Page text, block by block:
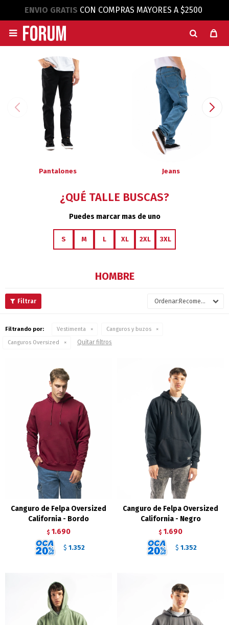
ENVIO GRATIS CON COMPRAS MAYORES A $2500

Pantalones Jeans
¿QUÉ TALLE BUSCAS?
Puedes marcar mas de uno
S M L XL 2XL 3XL
HOMBRE
Recomendados
Filtrando por: Vestimenta
Canguros y buzos
Canguros Oversized
Quitar filtros
Canguro de Felpa Oversized
California - Bordo
$ 1.690
$ 1.352
Canguro de Felpa Oversized
California - Negro
$ 1.690
$ 1.352